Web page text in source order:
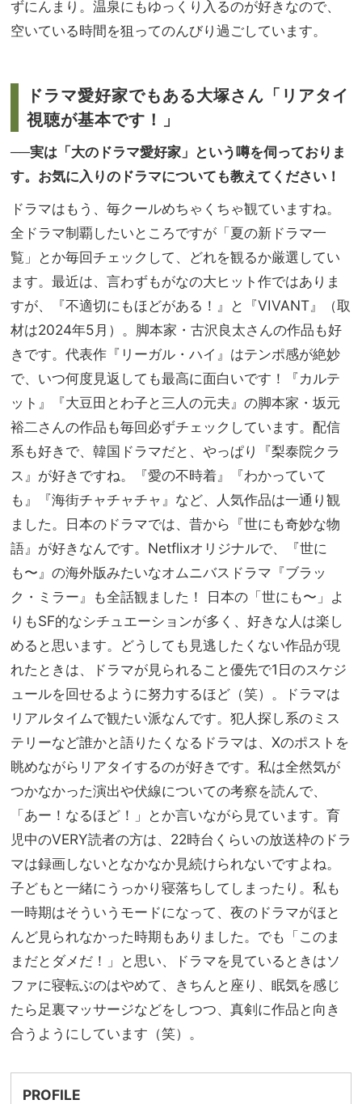
ずにんまり。温泉にもゆっくり入るのが好きなので、
空いている時間を狙ってのんびり過ごしています。
ドラマ愛好家でもある大塚さん「リアタイ
視聴が基本です！」
──実は「大のドラマ愛好家」という噂を伺っておりま
す。お気に入りのドラマについても教えてください！
ドラマはもう、毎クールめちゃくちゃ観ていますね。
全ドラマ制覇したいところですが「夏の新ドラマ一
覧」とか毎回チェックして、どれを観るか厳選してい
ます。最近は、言わずもがなの大ヒット作ではありま
すが、『不適切にもほどがある！』と『VIVANT』（取
材は2024年5月）。脚本家・古沢良太さんの作品も好
きです。代表作『リーガル・ハイ』はテンポ感が絶妙
で、いつ何度見返しても最高に面白いです！『カルテ
ット』『大豆田とわ子と三人の元夫』の脚本家・坂元
裕二さんの作品も毎回必ずチェックしています。配信
系も好きで、韓国ドラマだと、やっぱり『梨泰院クラ
ス』が好きですね。『愛の不時着』『わかっていて
も』『海街チャチャチャ』など、人気作品は一通り観
ました。日本のドラマでは、昔から『世にも奇妙な物
語』が好きなんです。Netflixオリジナルで、『世に
も〜』の海外版みたいなオムニバスドラマ『ブラッ
ク・ミラー』も全話観ました！ 日本の「世にも〜」よ
りもSF的なシチュエーションが多く、好きな人は楽し
めると思います。どうしても見逃したくない作品が現
れたときは、ドラマが見られること優先で1日のスケジ
ュールを回せるように努力するほど（笑）。ドラマは
リアルタイムで観たい派なんです。犯人探し系のミス
テリーなど誰かと語りたくなるドラマは、Xのポストを
眺めながらリアタイするのが好きです。私は全然気が
つかなかった演出や伏線についての考察を読んで、
「あー！なるほど！」とか言いながら見ています。育
児中のVERY読者の方は、22時台くらいの放送枠のドラ
マは録画しないとなかなか見続けられないですよね。
子どもと一緒にうっかり寝落ちしてしまったり。私も
一時期はそういうモードになって、夜のドラマがほと
んど見られなかった時期もありました。でも「このま
まだとダメだ！」と思い、ドラマを見ているときはソ
ファに寝転ぶのはやめて、きちんと座り、眠気を感じ
たら足裏マッサージなどをしつつ、真剣に作品と向き
合うようにしています（笑）。
PROFILE